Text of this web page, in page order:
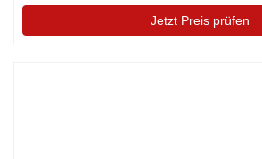
180CM Christmas Tree (A)
Jetzt Preis prüfen